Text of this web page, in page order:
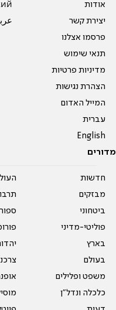
אודות
יצירת קשר
פרסמו אצלנו
תנאי שימוש
מדיניות פרטיות
הצהרת נגישות
המייל האדום
עברית
English
מדורים
חדשות
מבזקים
ביטחוני
פוליטי-מדיני
בארץ
בעולם
משפט ופלילים
כלכלה ונדל"ן